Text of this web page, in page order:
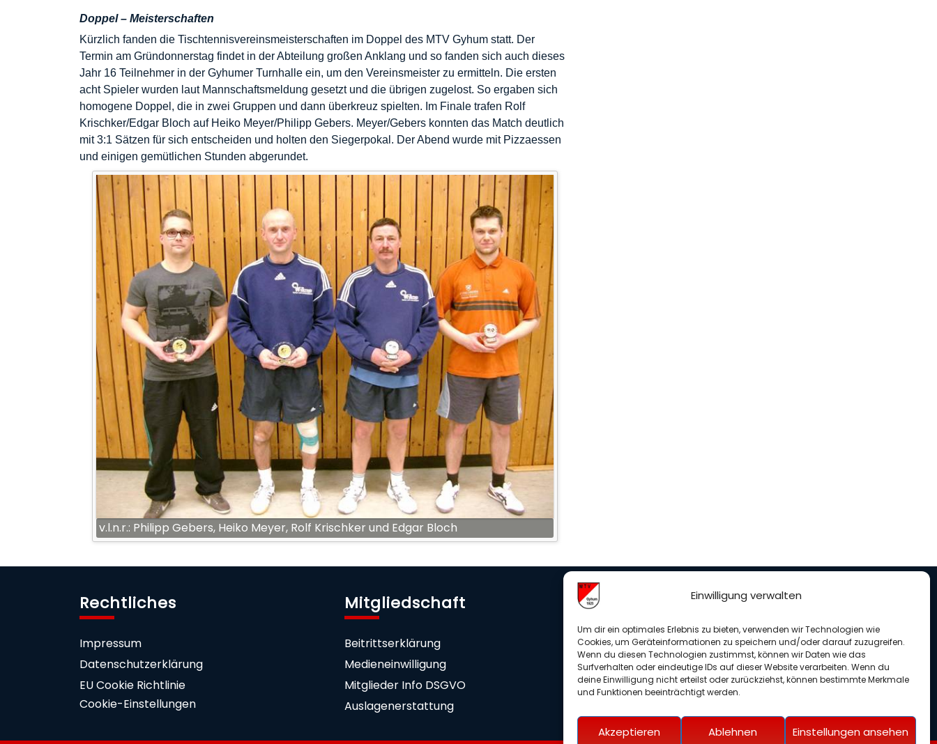
Einwilligung verwalten
Um dir ein optimales Erlebnis zu bieten, verwenden wir Technologien wie
Cookies, um Geräteinformationen zu speichern und/oder darauf zuzugreifen.
Wenn du diesen Technologien zustimmst, können wir Daten wie das
Surfverhalten oder eindeutige IDs auf dieser Website verarbeiten. Wenn du
deine Einwilligung nicht erteilst oder zurückziehst, können bestimmte Merkmale
und Funktionen beeinträchtigt werden.
Akzeptieren Ablehnen Einstellungen ansehen
Doppel – Meisterschaften
Kürzlich fanden die Tischtennisvereinsmeisterschaften im Doppel des MTV Gyhum statt. Der
Termin am Gründonnerstag findet in der Abteilung großen Anklang und so fanden sich auch dieses
Jahr 16 Teilnehmer in der Gyhumer Turnhalle ein, um den Vereinsmeister zu ermitteln. Die ersten
acht Spieler wurden laut Mannschaftsmeldung gesetzt und die übrigen zugelost. So ergaben sich
homogene Doppel, die in zwei Gruppen und dann überkreuz spielten. Im Finale trafen Rolf
Krischker/Edgar Bloch auf Heiko Meyer/Philipp Gebers. Meyer/Gebers konnten das Match deutlich
mit 3:1 Sätzen für sich entscheiden und holten den Siegerpokal. Der Abend wurde mit Pizzaessen
und einigen gemütlichen Stunden abgerundet.
v.l.n.r.: Philipp Gebers, Heiko Meyer, Rolf Krischker und Edgar Bloch
Rechtliches
Impressum
Datenschutzerklärung
EU Cookie Richtlinie
Cookie-Einstellungen
Mitgliedschaft
Beitrittserklärung
Medieneinwilligung
Mitglieder Info DSGVO
Auslagenerstattung
Unterstütze uns
Spenden für unseren Verein